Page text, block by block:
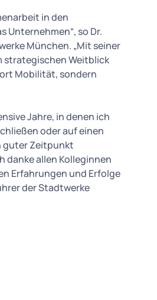
in den
Unternehmen“, so Dr.
München. „Mit seiner
strategischen Weitblick
Mobilität, sondern
Jahre, in denen ich
oder auf einen
guter Zeitpunkt
danke allen Kolleginnen
Erfahrungen und Erfolge
der Stadtwerke